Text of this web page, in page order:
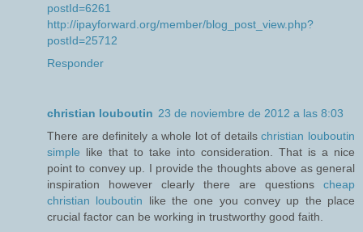
postId=6261
http://ipayforward.org/member/blog_post_view.php?
postId=25712
Responder
christian louboutin 23 de noviembre de 2012 a las 8:03
There are definitely a whole lot of detailschristian louboutin
simple like that to take into consideration. That is a nice
point to convey up. I provide the thoughts above as general
inspiration however clearly there are questions cheap
christian louboutin like the one you convey up the place
crucial factor can be working in trustworthy good faith.